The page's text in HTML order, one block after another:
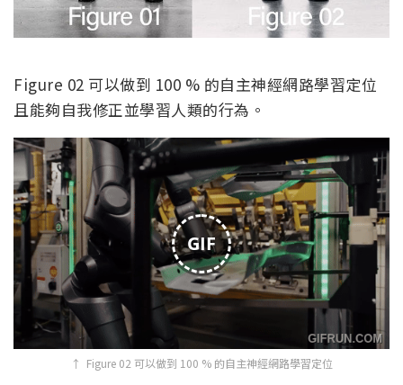
Figure 02 可以做到 100 % 的自主神經網路學習定位
且能夠自我修正並學習人類的行為。
GIF
↑ Figure 02 可以做到 100 % 的自主神經網路學習定位